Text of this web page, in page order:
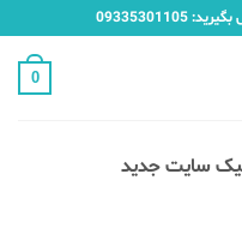
0
سایت جدید